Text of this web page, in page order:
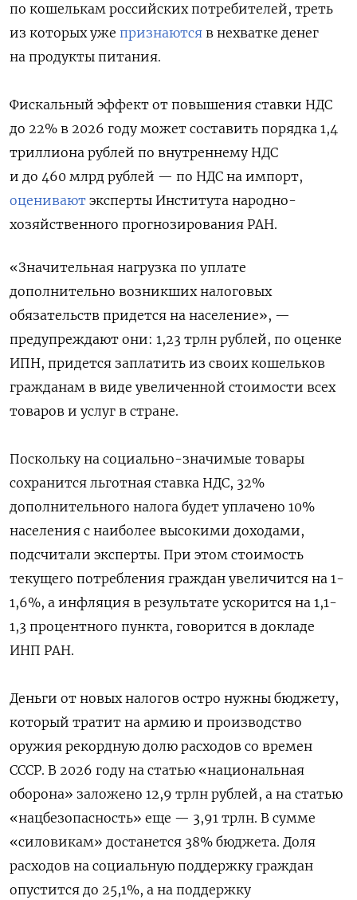
по кошелькам российских потребителей, треть
из которых уже признаются в нехватке денег
на продукты питания.
Фискальный эффект от повышения ставки НДС
до 22% в 2026 году может составить порядка 1,4
триллиона рублей по внутреннему НДС
и до 460 млрд рублей — по НДС на импорт,
оценивают эксперты Института народно-
хозяйственного прогнозирования РАН.
«Значительная нагрузка по уплате
дополнительно возникших налоговых
обязательств придется на население», —
предупреждают они: 1,23 трлн рублей, по оценке
ИПН, придется заплатить из своих кошельков
гражданам в виде увеличенной стоимости всех
товаров и услуг в стране.
Поскольку на социально-значимые товары
сохранится льготная ставка НДС, 32%
дополнительного налога будет уплачено 10%
населения с наиболее высокими доходами,
подсчитали эксперты. При этом стоимость
текущего потребления граждан увеличится на 1-
1,6%, а инфляция в результате ускорится на 1,1-
1,3 процентного пункта, говорится в докладе
ИНП РАН.
Деньги от новых налогов остро нужны бюджету,
который тратит на армию и производство
оружия рекордную долю расходов со времен
СССР. В 2026 году на статью «национальная
оборона» заложено 12,9 трлн рублей, а на статью
«нацбезопасность» еще — 3,91 трлн. В сумме
«силовикам» достанется 38% бюджета. Доля
расходов на социальную поддержку граждан
опустится до 25,1%, а на поддержку